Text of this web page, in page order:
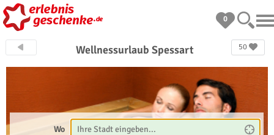
0
50
Wellnessurlaub Spessart
Wo